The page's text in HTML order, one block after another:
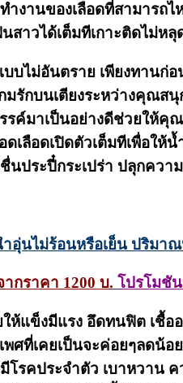
านของเลือดที่สามารถ
าวได้เต็มทีเกาะติดไม่ห
บไม่อันตราย เพียงทาน
กบนเตียงระหว่างคุณส
ค์มาเป็นอย่างดีช่วยให้
ลือดเปิดตัวเต็มทีเพื่อใ
นประปี๋กระเปร่า ปลุกค
อุ่นไม่ร้อนหรือเย็น ปริมา
ากราคา 1200 บ. โปรโมชัน
ห้แข็งมีแรง อึดทนฟิต เชื้
พศที่เคยเป็นจะค่อยๆลด
โรคประจำตัว เบาหวา